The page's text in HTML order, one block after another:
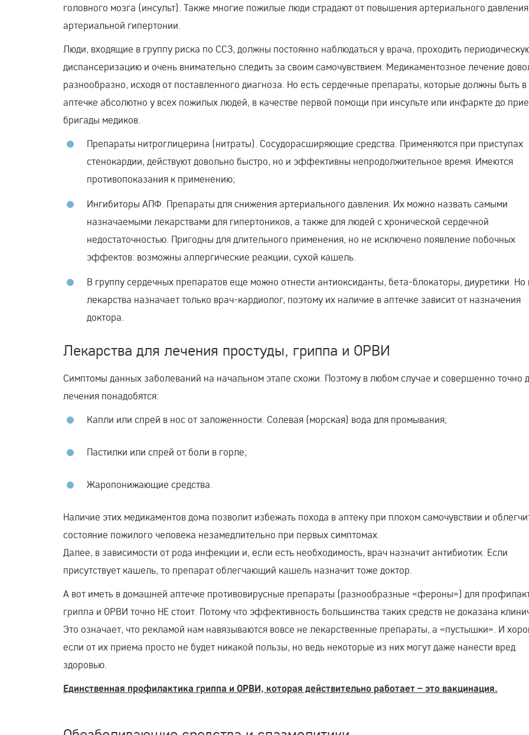
головного мозга (инсульт). Также многие пожилые люди страдают от повышения артериального
артериальной гипертонии.
Люди, входящие в группу риска по ССЗ, должны постоянно наблюдаться у врача, проходить
диспансеризацию и очень внимательно следить за своим самочувствием. Медикаментозное лечение
разнообразно, исходя от поставленного диагноза. Но есть сердечные препараты, которые должны быть в
аптечке абсолютно у всех пожилых людей, в качестве первой помощи при инсульте или инфаркте до
бригады медиков.
Препараты нитроглицерина (нитраты). Сосудорасширяющие средства. Применяются при приступах
стенокардии, действуют довольно быстро, но и эффективны непродолжительное время. Имеются
противопоказания к применению;
Ингибиторы АПФ. Препараты для снижения артериального давления. Их можно назвать самыми
назначаемыми лекарствами для гипертоников, а также для людей с хронической сердечной
недостаточностью. Пригодны для длительного применения, но не исключено появление побочных
эффектов: возможны аллергические реакции, сухой кашель.
В группу сердечных препаратов еще можно отнести антиоксиданты, бета-блокаторы, диуретики. Но
лекарства назначает только врач-кардиолог, поэтому их наличие в аптечке зависит от назначения
доктора.
Лекарства для лечения простуды, гриппа и ОРВИ
Симптомы данных заболеваний на начальном этапе схожи. Поэтому в любом случае и совершенно точно
лечения понадобятся:
Капли или спрей в нос от заложенности. Солевая (морская) вода для промывания;
Пастилки или спрей от боли в горле;
Жаропонижающие средства.
Наличие этих медикаментов дома позволит избежать похода в аптеку при плохом самочувствии и
состояние пожилого человека незамедлительно при первых симптомах.
Далее, в зависимости от рода инфекции и, если есть необходимость, врач назначит антибиотик. Если
присутствует кашель, то препарат облегчающий кашель назначит тоже доктор.
А вот иметь в домашней аптечке противовирусные препараты (разнообразные «фероны») для
гриппа и ОРВИ точно НЕ стоит. Потому что эффективность большинства таких средств не доказана
Это означает, что рекламой нам навязываются вовсе не лекарственные препараты, а «пустышки». И
если от их приема просто не будет никакой пользы, но ведь некоторые из них могут даже нанести вред
здоровью.
Единственная профилактика гриппа и ОРВИ, которая действительно работает – это вакцинация.